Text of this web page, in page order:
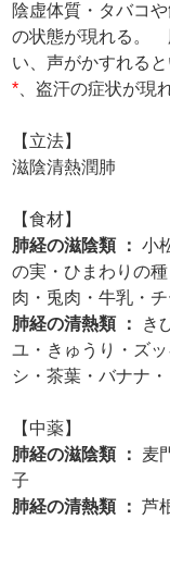
陰虚体質・タバコ
の状態が現れる。
い、声がかすれる
* 、盗汗の症状が現
【立法】
滋陰清熱潤肺
【食材】
肺経の滋陰類 ： 小
の実・ひまわりの
肉・兎肉・牛乳・
肺経の清熱類 ：
き
ユ・きゅうり・ズ
シ・茶葉・バナナ
【中薬】
肺経の滋陰類 ：
麦
子
肺経の清熱類 ： 芦